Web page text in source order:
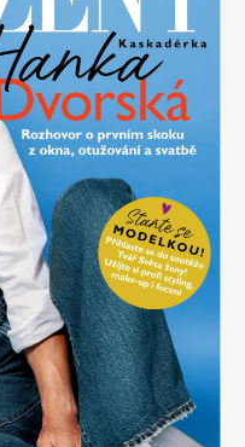
Elle Decoration
Marianne Bydlení
Merch